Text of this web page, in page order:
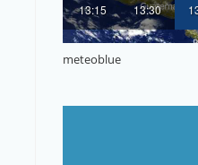
meteoblue